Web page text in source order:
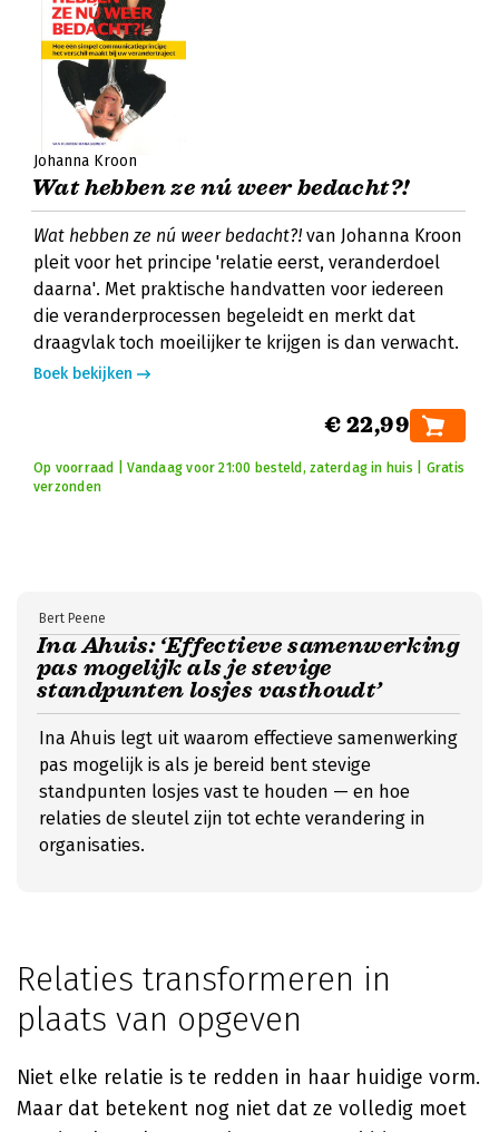
Johanna Kroon
Wat hebben ze nú weer bedacht?!
Wat hebben ze nú weer bedacht?! van Johanna Kroon
pleit voor het principe 'relatie eerst, veranderdoel
daarna'. Met praktische handvatten voor iedereen
die veranderprocessen begeleidt en merkt dat
draagvlak toch moeilijker te krijgen is dan verwacht.
Boek bekijken
€ 22,99
Op voorraad | Vandaag voor 21:00 besteld, zaterdag in huis | Gratis
verzonden
Ina Ahuis: ‘Effectieve samenwerking
pas mogelijk als je stevige
standpunten losjes vasthoudt’
Bert Peene
Ina Ahuis legt uit waarom effectieve samenwerking
pas mogelijk is als je bereid bent stevige
standpunten losjes vast te houden — en hoe
relaties de sleutel zijn tot echte verandering in
organisaties.
Relaties transformeren in
plaats van opgeven
Niet elke relatie is te redden in haar huidige vorm.
Maar dat betekent nog niet dat ze volledig moet